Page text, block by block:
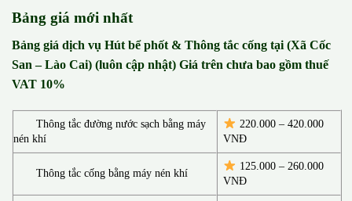
Bảng giá mới nhất
Bảng giá dịch vụ Hút bể phốt & Thông tắc cống tại (Xã Cốc
San – Lào Cai) (luôn cập nhật) Giá trên chưa bao gồm thuế
VAT 10%
Thông tắc đường nước sạch bằng máy
nén khí
220.000 – 420.000
VNĐ
Thông tắc cống bằng máy nén khí
125.000 – 260.000
VNĐ